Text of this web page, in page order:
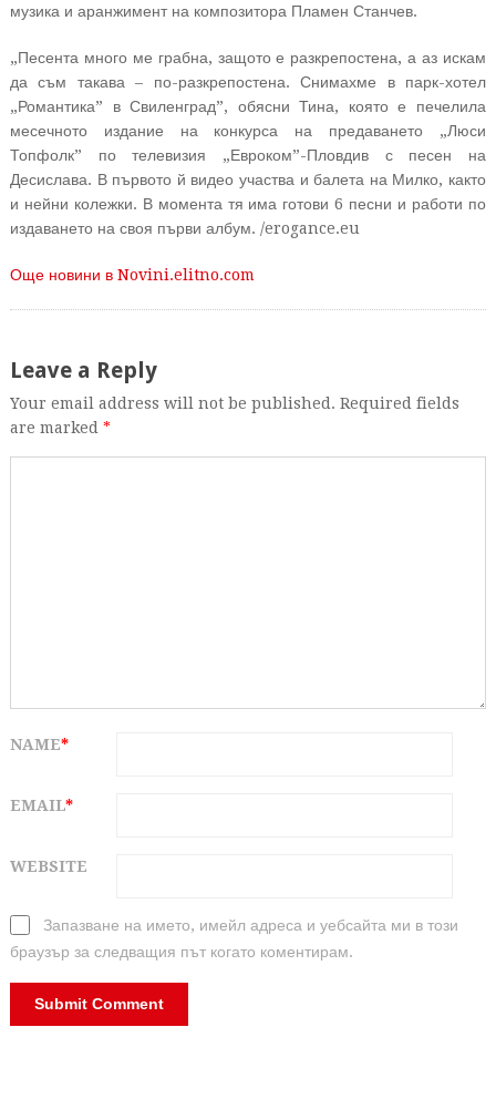
музика и аранжимент на композитора Пламен Станчев.
„Песента много ме грабна, защото е разкрепостена, а аз искам
да съм такава – по-разкрепостена. Снимахме в парк-хотел
„Романтика” в Свиленград”, обясни Тина, която е печелила
месечното издание на конкурса на предаването „Люси
Топфолк” по телевизия „Евроком”-Пловдив с песен на
Десислава. В първото й видео участва и балета на Милко, както
и нейни колежки. В момента тя има готови 6 песни и работи по
издаването на своя първи албум. /erogance.eu
Още новини в Novini.elitno.com
Leave a Reply
Your email address will not be published. Required fields
are marked *
NAME*
EMAIL*
WEBSITE
Запазване на името, имейл адреса и уебсайта ми в този
браузър за следващия път когато коментирам.